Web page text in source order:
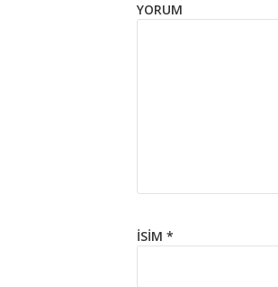
YORUM
İSIM *